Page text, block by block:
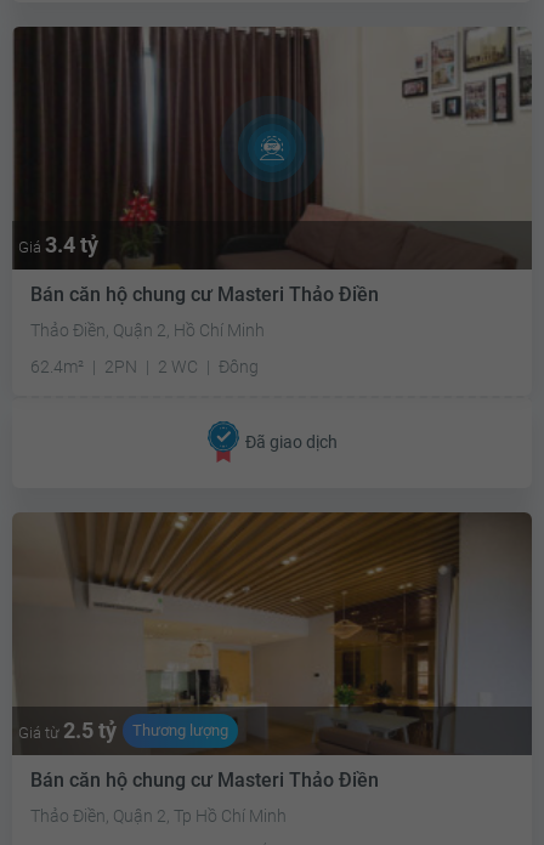
Giá 3.4 tỷ
Bán căn hộ chung cư Masteri Thảo Điền
Thảo Điền, Quận 2, Hồ Chí Minh
62.4m²
2PN 2 WC Đông
Đã giao dịch
Giá từ 2.5 tỷ Thương lượng
Bán căn hộ chung cư Masteri Thảo Điền
Thảo Điền, Quận 2, Tp Hồ Chí Minh